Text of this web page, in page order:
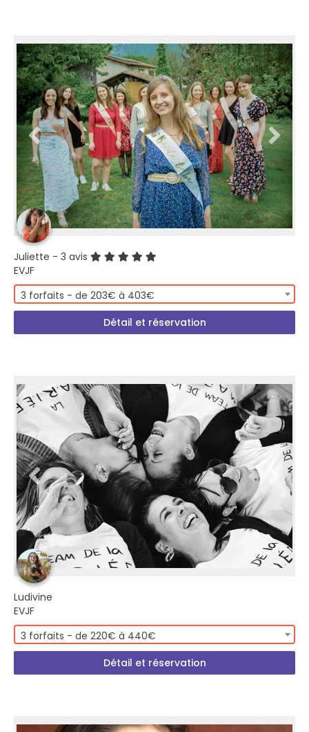
Juliette - 3 avis
EVJF
3 forfaits - de 203€ à 403€
Détail et réservation
Ludivine
EVJF
3 forfaits - de 220€ à 440€
Détail et réservation